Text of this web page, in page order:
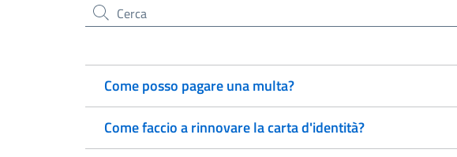
Cerca nel sito
Come posso pagare una multa?
Come faccio a rinnovare la carta d'identità?